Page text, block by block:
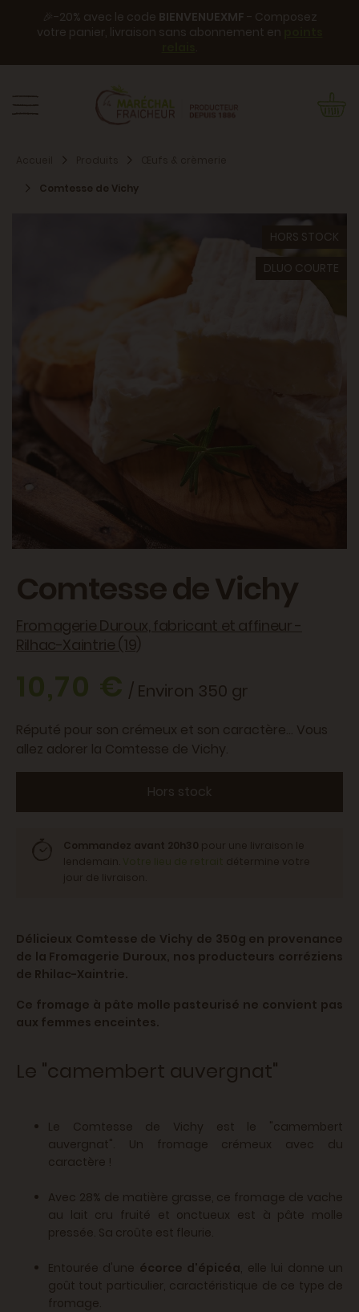
🎉-20% avec le code BIENVENUEXMF - Composez
votre panier, livraison sans abonnement en
.
Comtesse de Vichy
HORS STOCK
DLUO COURTE
Comtesse de Vichy
Fromagerie Duroux, fabricant et affineur -
Rilhac-Xaintrie (19)
10,70 €/ Environ 350 gr
Réputé pour son crémeux et son caractère... Vous
allez adorer la Comtesse de Vichy.
Hors stock
Délicieux Comtesse de Vichy de 350g en provenance
de la Fromagerie Duroux, nos producteurs corréziens
de Rhilac-Xaintrie.
Ce fromage à pâte molle pasteurisé ne convient pas
aux femmes enceintes.
Le "camembert auvergnat"
Le Comtesse de Vichy est le "camembert
auvergnat". Un fromage crémeux avec du
caractère !
Avec 28% de matière grasse, ce fromage de vache
au lait cru fruité et onctueux est à pâte molle
pressée. Sa croûte est fleurie.
Entourée d'une écorce d'épicéa, elle lui donne un
goût tout particulier, caractéristique de ce type de
fromage.